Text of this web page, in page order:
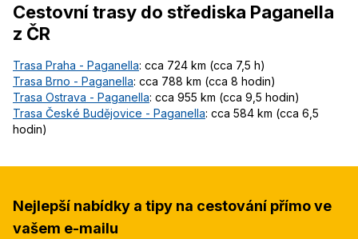
Cestovní trasy do střediska Paganella
z ČR
Trasa Praha - Paganella: cca 724 km (cca 7,5 h)
Trasa Brno - Paganella: cca 788 km (cca 8 hodin)
Trasa Ostrava - Paganella: cca 955 km (cca 9,5 hodin)
Trasa České Budějovice - Paganella: cca 584 km (cca 6,5
hodin)
Nejlepší nabídky a tipy na cestování přímo ve
vašem e-mailu